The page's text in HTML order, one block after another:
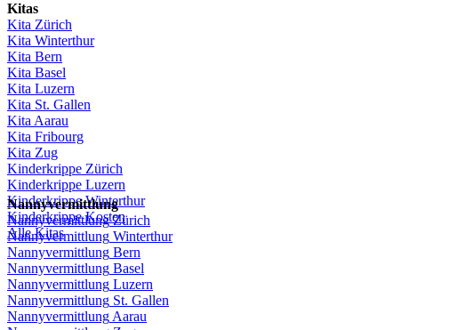
Kitas
Kita Zürich
Kita Winterthur
Kita Bern
Kita Basel
Kita Luzern
Kita St. Gallen
Kita Aarau
Kita Fribourg
Kita Zug
Kinderkrippe Zürich
Kinderkrippe Luzern
KinderkrippeWinterthur
Kinderkrippe Kosten
Alle Kitas
Nannyvermittlung
Nannyvermittlung Zürich
Nannyvermittlung Winterthur
Nannyvermittlung Bern
Nannyvermittlung Basel
Nannyvermittlung Luzern
Nannyvermittlung St. Gallen
Nannyvermittlung Aarau